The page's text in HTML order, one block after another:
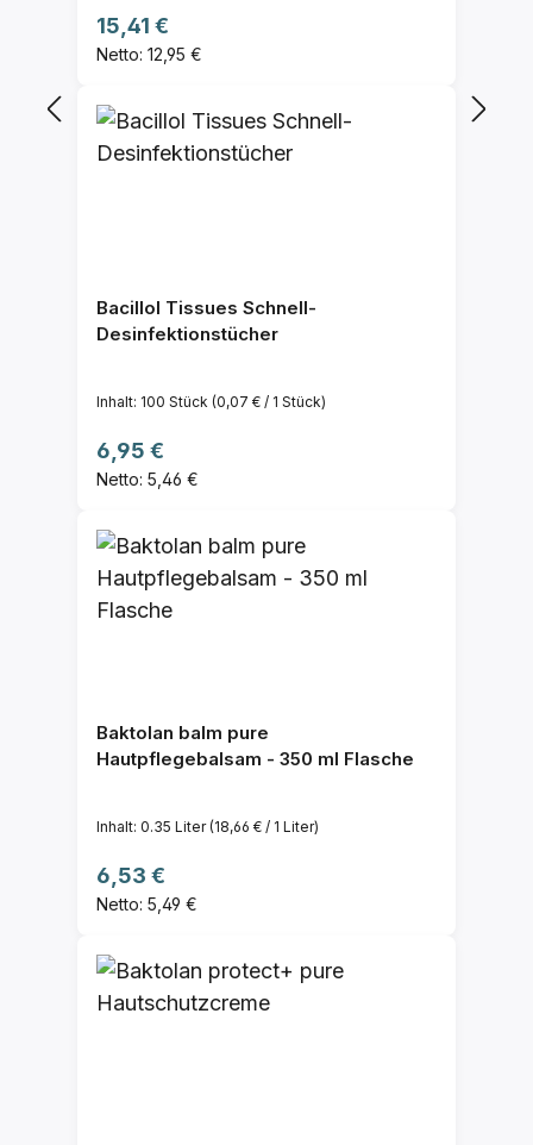
Regulärer Preis:
15,41 €
Netto: 12,95 €
Bacillol Tissues Schnell-
Desinfektionstücher
Inhalt: 100 Stück (0,07 € / 1 Stück)
Regulärer Preis:
6,95 €
Netto: 5,46 €
Baktolan balm pure
Hautpflegebalsam - 350 ml Flasche
Inhalt: 0.35 Liter(18,66 € / 1 Liter)
Regulärer Preis:
6,53 €
Netto: 5,49 €